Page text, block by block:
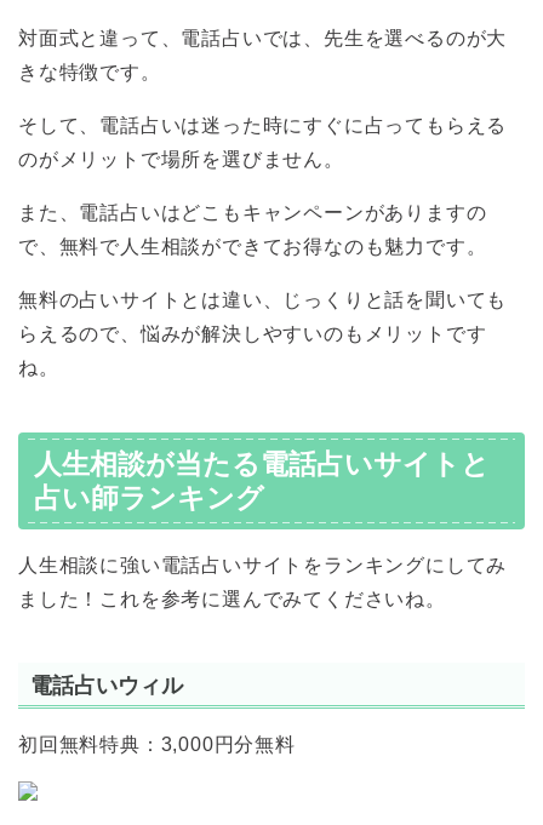
対面式と違って、電話占いでは、先生を選べるのが大
きな特徴です。
そして、電話占いは迷った時にすぐに占ってもらえる
のがメリットで場所を選びません。
また、電話占いはどこもキャンペーンがありますの
で、無料で人生相談ができてお得なのも魅力です。
無料の占いサイトとは違い、じっくりと話を聞いても
らえるので、悩みが解決しやすいのもメリットです
ね。
人生相談が当たる電話占いサイトと
占い師ランキング
人生相談に強い電話占いサイトをランキングにしてみ
ました！これを参考に選んでみてくださいね。
電話占いウィル
初回無料特典：3,000円分無料